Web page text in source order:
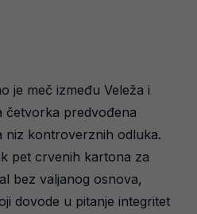
je meč između Veleža i
četvorka predvođena
niz kontroverznih odluka.
pet crvenih kartona za
bez valjanog osnova,
dovode u pitanje integritet